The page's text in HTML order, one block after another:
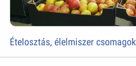
Ételosztás, élelmiszer csomagok